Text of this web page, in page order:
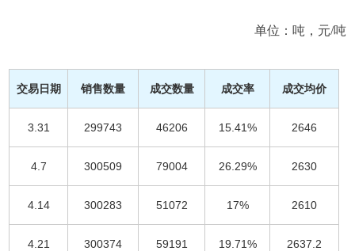
单位：吨，元/吨
交易日期 销售数量 成交数量 成交率 成交均价
3.31 299743 46206 15.41% 2646
4.7 300509 79004 26.29% 2630
4.14 300283 51072 17% 2610
4.21 300374 59191 19.71% 2637.2